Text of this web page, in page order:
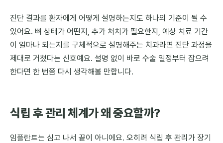
진단 결과를 환자에게 어떻게 설명하는지도 하나의 기준이 될 수
있어요. 뼈 상태가 어떤지, 추가 처치가 필요한지, 예상 치료 기간
이 얼마나 되는지를 구체적으로 설명해주는 치과라면 진단 과정을
제대로 거쳤다는 신호예요. 설명 없이 바로 수술 일정부터 잡으려
한다면 한 번쯤 다시 생각해볼 만합니다.
식립 후 관리 체계가 왜 중요할까?
임플란트는 심고 나서 끝이 아니에요. 오히려 식립 후 관리가 장기